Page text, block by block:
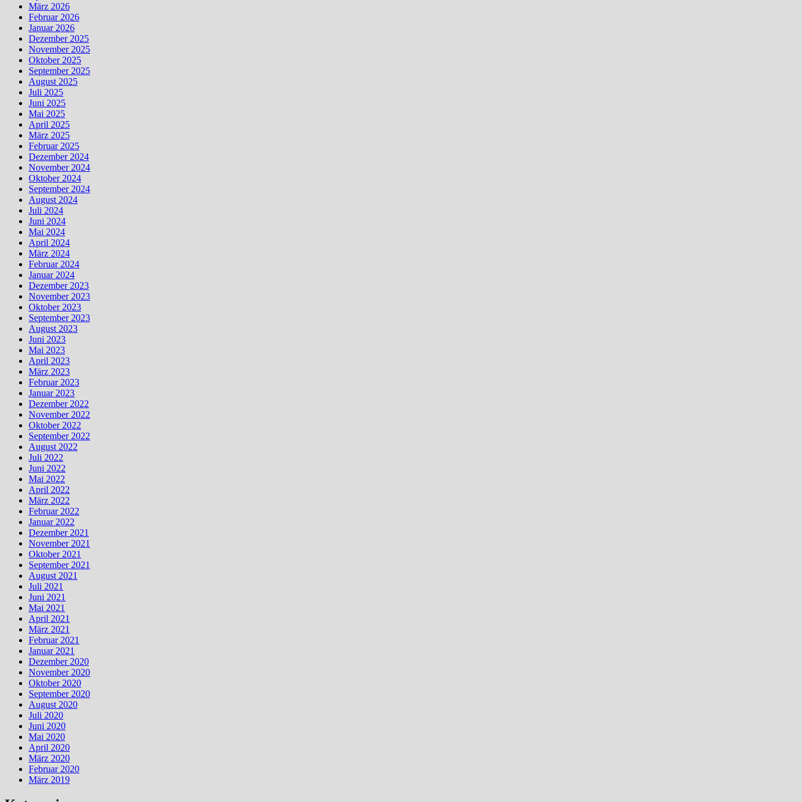
März 2026
Februar 2026
Januar 2026
Dezember 2025
November 2025
Oktober 2025
September 2025
August 2025
Juli 2025
Juni 2025
Mai 2025
April 2025
März 2025
Februar 2025
Dezember 2024
November 2024
Oktober 2024
September 2024
August 2024
Juli 2024
Juni 2024
Mai 2024
April 2024
März 2024
Februar 2024
Januar 2024
Dezember 2023
November 2023
Oktober 2023
September 2023
August 2023
Juni 2023
Mai 2023
April 2023
März 2023
Februar 2023
Januar 2023
Dezember 2022
November 2022
Oktober 2022
September 2022
August 2022
Juli 2022
Juni 2022
Mai 2022
April 2022
März 2022
Februar 2022
Januar 2022
Dezember 2021
November 2021
Oktober 2021
September 2021
August 2021
Juli 2021
Juni 2021
Mai 2021
April 2021
März 2021
Februar 2021
Januar 2021
Dezember 2020
November 2020
Oktober 2020
September 2020
August 2020
Juli 2020
Juni 2020
Mai 2020
April 2020
März 2020
Februar 2020
März 2019